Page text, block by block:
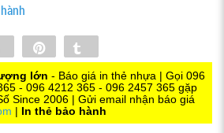
Share
0
lớn - Báo giá in thẻ nhựa | Gọi 096
- 096 4212 365 - 096 2457 365 gặp
Since 2006 | Gửi email nhận báo giá
| In thẻ bảo hành